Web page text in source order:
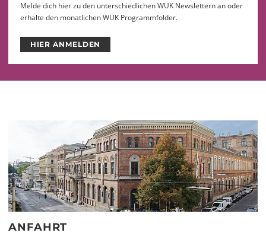
Melde dich hier zu den unterschiedlichen WUK Newslettern an oder
erhalte den monatlichen WUK Programmfolder.
HIER ANMELDEN
ANFAHRT